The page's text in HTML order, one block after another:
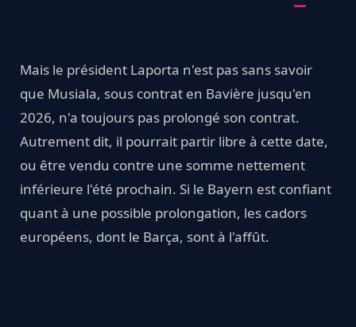
Mais le président Laporta n'est pas sans savoir
que Musiala, sous contrat en Bavière jusqu'en
2026, n'a toujours pas prolongé son contrat.
Autrement dit, il pourrait partir libre à cette date,
ou être vendu contre une somme nettement
inférieure l'été prochain. Si le Bayern est confiant
quant à une possible prolongation, les cadors
européens, dont le Barça, sont à l'affût.